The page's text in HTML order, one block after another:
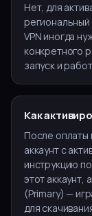
Нет, для
региональный
VPN иногда
конкретного
запуск и
Как
После оплаты
аккаунт с
инструкцию
этот аккаунт,
(Primary) —
для